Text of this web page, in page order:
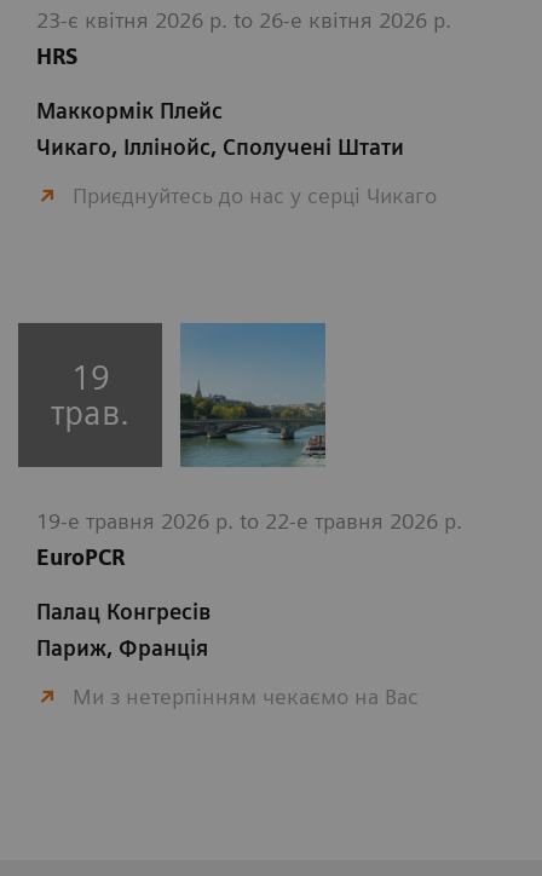
23-є квітня 2026 р. to 26-е квітня 2026 р.
HRS
Маккормік Плейс
Чикаго, Іллінойс, Сполучені Штати
Приєднуйтесь до нас у серці Чикаго
19
трав.
19-е травня 2026 р. to 22-е травня 2026 р.
EuroPCR
Палац Конгресів
Париж, Франція
Ми з нетерпінням чекаємо на Вас